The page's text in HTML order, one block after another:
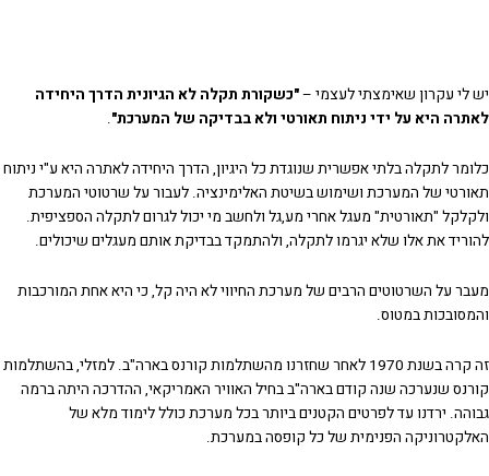
יש לי עקרון שאימצתי לעצמי –"כשקורת תקלה לא הגיונית הדרך היחידה
לאתרה היא על ידי ניתוח תאורטי ולא בבדיקה של המערכת".
כלומר לתקלה בלתי אפשרית שנוגדת כל היגיון, הדרך היחידה לאתרה היא ע"י ניתוח
תאורטי של המערכת ושימוש בשיטת האלימינציה. לעבור על שרטוטי המערכת
ולקלקל "תאורטית" מעגל אחרי מע,גל ולחשב מי יכול לגרום לתקלה הספציפית.
להוריד את אלו שלא יגרמו לתקלה, ולהתמקד בבדיקת אותם מעגלים שיכולים.
מעבר על השרטוטים הרבים של מערכת החיווי לא היה קל, כי היא אחת המורכבות
והמסובכות במטוס.
זה קרה בשנת 1970 לאחר שחזרנו מהשתלמות קורנס בארה"ב. למזלי, בהשתלמות
קורנס שנערכה שנה קודם בארה"ב בחיל האוויר האמריקאי, ההדרכה היתה ברמה
גבוהה. ירדנו עד לפרטים הקטנים ביותר בכל מערכת כולל לימוד מלא של
האלקטרוניקה הפנימית של כל קופסה במערכת.